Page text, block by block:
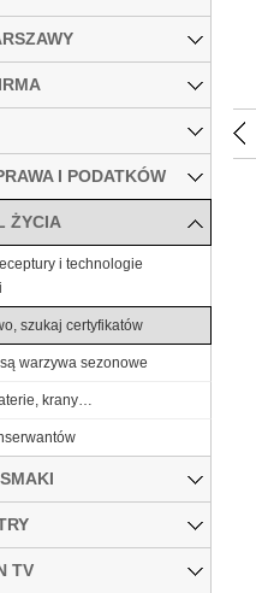
I PODATKÓW
ŻYCIA
i technologie
szukaj certyfikatów
warzywa sezonowe
krany…
TV